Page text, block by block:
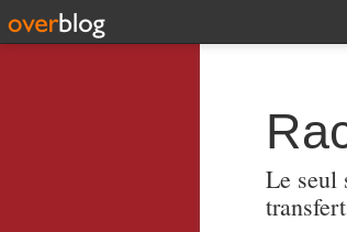
Le seul